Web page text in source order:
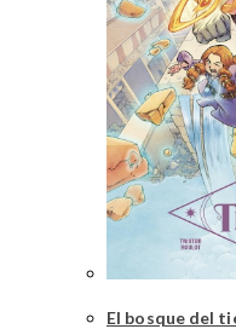
El bosque del